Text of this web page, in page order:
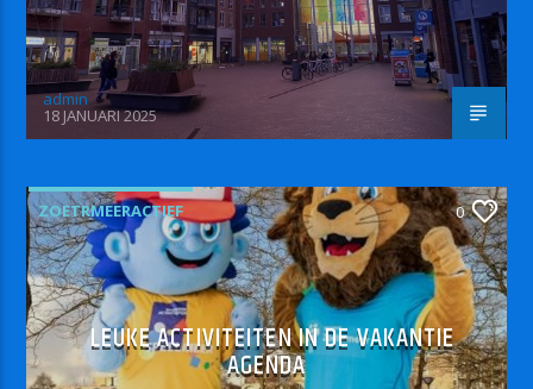
admin
18 JANUARI 2025
ZOETRMEERACTIEF 0
LEUKE ACTIVITEITEN IN DE VAKANTIE
AGENDA